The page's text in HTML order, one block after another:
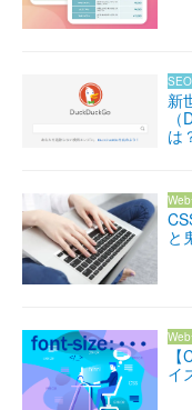
新
は
と
イ